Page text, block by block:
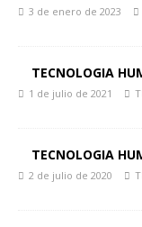
3 de enero de 2023
TECNOLOGIA
1 de julio de 2021
TECNOLOGIA
2 de julio de 2020